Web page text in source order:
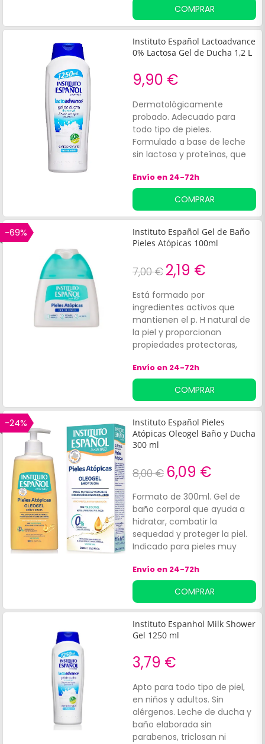
aporta una acción anti
bacteriana.
COMPRAR
Instituto Español Lactoadvance
0% Lactosa Gel de Ducha 1,2 L
9,90 €
Dermatológicamente
probado. Adecuado para
todo tipo de pieles.
Formulado a base de leche
sin lactosa y proteínas, que
función barrera y promueven
la suavidad cutánea. Cuenta
con una textura espumosa
con un agradable aroma.
Envío en 24-72h
COMPRAR
-69%
Instituto Español Gel de Baño
Pieles Atópicas 100ml
7,00 € 2,19 €
Está formado por
ingredientes activos que
mantienen el p. H natural de
la piel y proporcionan
propiedades protectoras,
refrescantes.
Envío en 24-72h
COMPRAR
-24%
Instituto Español Pieles
Atópicas Oleogel Baño y Ducha
300 ml
8,00 € 6,09 €
Formato de 300ml. Gel de
baño corporal que ayuda a
hidratar, combatir la
sequedad y proteger la piel.
Indicado para pieles muy
irritables.
Envío en 24-72h
COMPRAR
Instituto Espanhol Milk Shower
Gel 1250 ml
3,79 €
Apto para todo tipo de piel,
en niños y adultos. Sin
alérgenos. Leche de ducha y
baño elaborada sin
parabenos, triclosan ni